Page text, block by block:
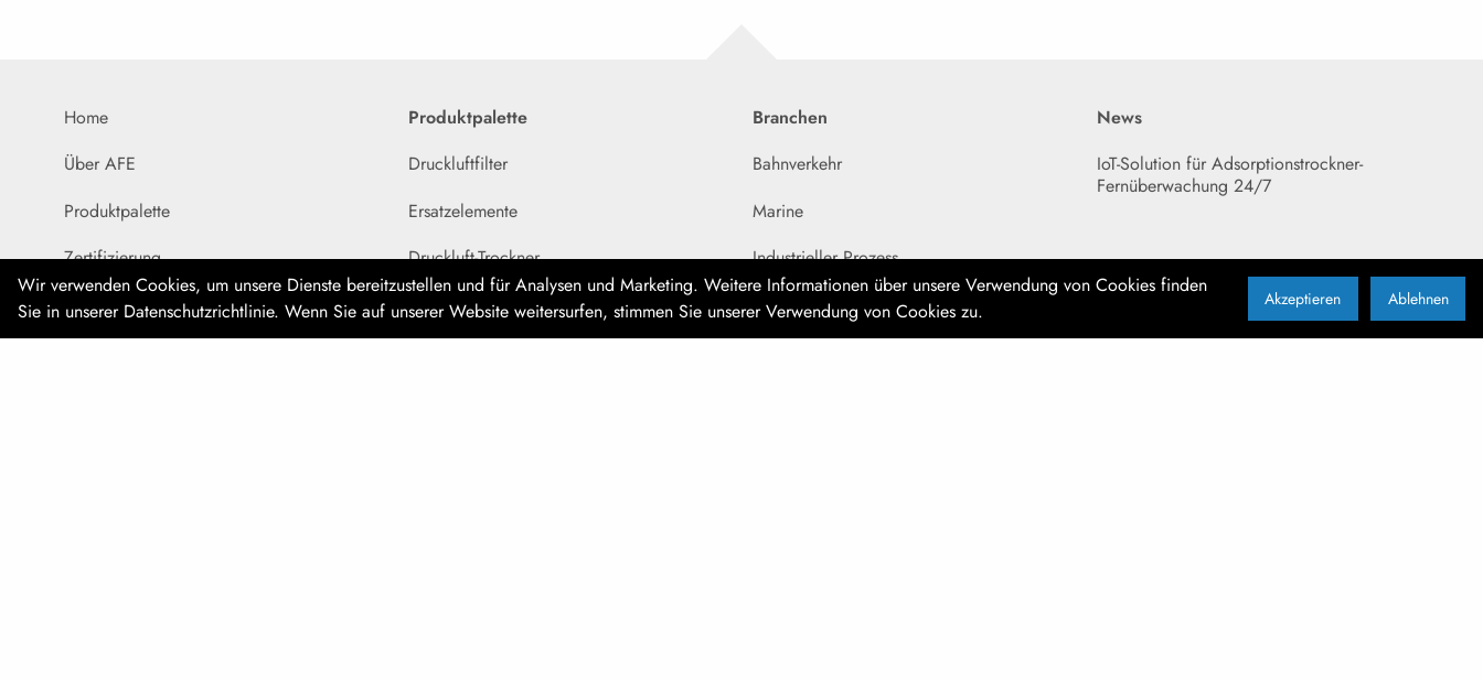
Home
Über AFE
Produktpalette
Zertifizierung
News
Produktpalette
Druckluftfilter
Ersatzelemente
Druckluft-Trockner
Trockner für Tankentlüftung
Branchen
Bahnverkehr
Marine
Industrieller Prozess
Halbleiter & Elektronik
News
IoT-Solution für Adsorptionstrockner-
Fernüberwachung 24/7
Wir verwenden Cookies, um unsere Dienste bereitzustellen und für Analysen und Marketing. Weitere Informationen über unsere Verwendung von Cookies finden
Sie in unserer Datenschutzrichtlinie. Wenn Sie auf unserer Website weitersurfen, stimmen Sie unserer Verwendung von Cookies zu.
Akzeptieren Ablehnen